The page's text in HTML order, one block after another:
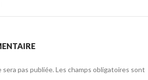
pas publiée. Les champs obligatoires sont